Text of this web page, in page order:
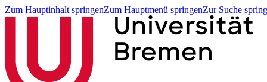
Zum Hauptinhalt springenZum Hauptmenü springenZur Suche